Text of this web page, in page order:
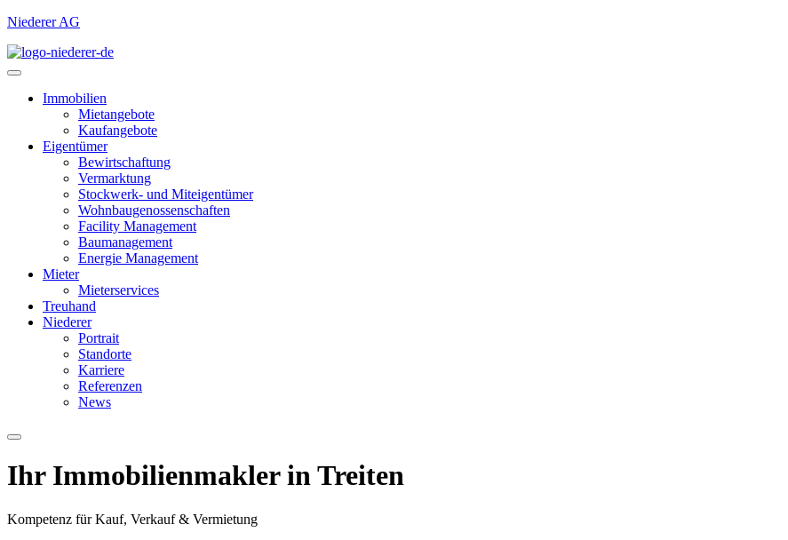
Niederer AG
Immobilien
Mietangebote
Kaufangebote
Eigentümer
Bewirtschaftung
Vermarktung
Stockwerk- und Miteigentümer
Wohnbaugenossenschaften
Facility Management
Baumanagement
Energie Management
Mieter
Mieterservices
Treuhand
Niederer
Portrait
Standorte
Karriere
Referenzen
News
Ihr Immobilien­­­makler in Treiten
Kompetenz für Kauf, Verkauf & Vermietung